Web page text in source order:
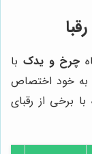
چرخ و یدک با
به خود اختصاص
برخی از رقبای